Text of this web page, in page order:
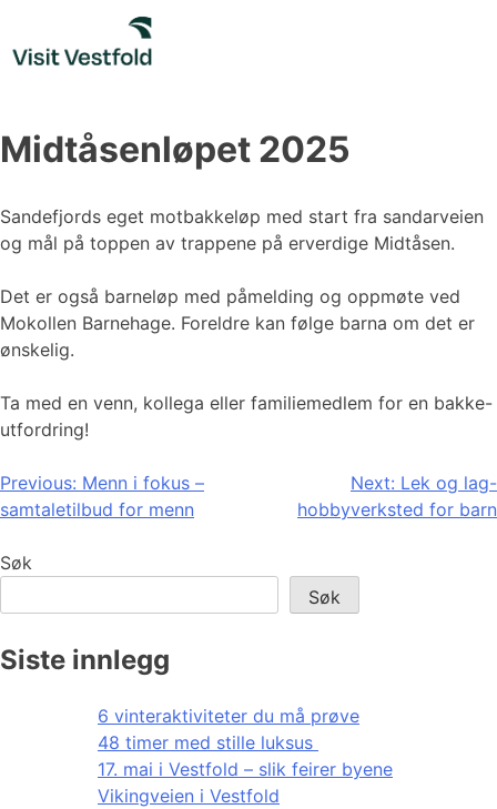
content
Midtåsenløpet 2025
Sandefjords eget motbakkeløp med start fra sandarveien
og mål på toppen av trappene på erverdige Midtåsen.
Det er også barneløp med påmelding og oppmøte ved
Mokollen Barnehage. Foreldre kan følge barna om det er
ønskelig.
Ta med en venn, kollega eller familiemedlem for en bakke-
utfordring!
Innleggsnavigasjon
Previous: Menn i fokus –
samtaletilbud for menn
Next: Lek og lag-
hobbyverksted for barn
Søk
Søk
Siste innlegg
6 vinteraktiviteter du må prøve
48 timer med stille luksus
17. mai i Vestfold – slik feirer byene
Vikingveien i Vestfold